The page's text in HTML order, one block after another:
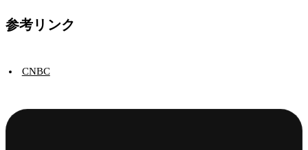
参考リンク
CNBC